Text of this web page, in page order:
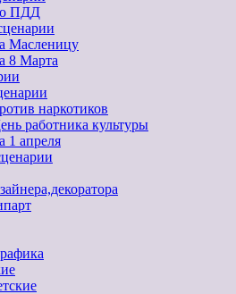
ПДД
Масленицу
8 Марта
наркотиков
работника культуры
1 апреля